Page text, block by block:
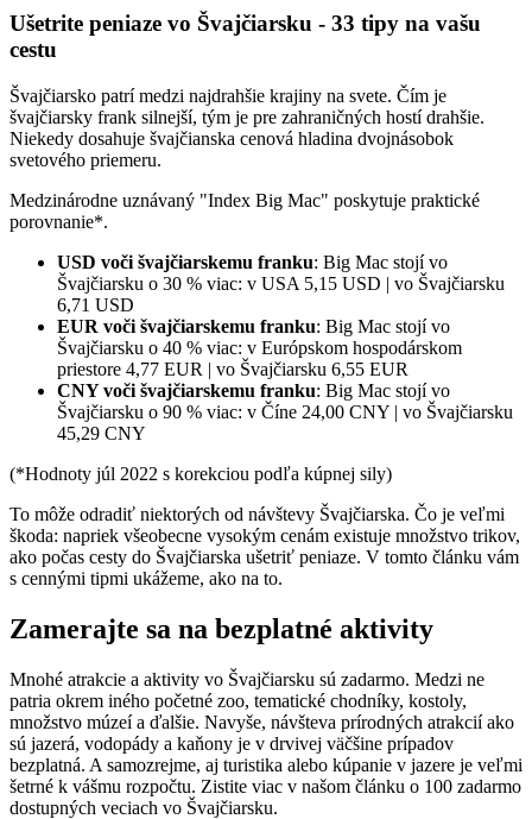
Ušetrite peniaze vo Švajčiarsku - 33 tipy na vašu
cestu
Švajčiarsko patrí medzi najdrahšie krajiny na svete. Čím je
švajčiarsky frank silnejší, tým je pre zahraničných hostí drahšie.
Niekedy dosahuje švajčianska cenová hladina dvojnásobok
svetového priemeru.
Medzinárodne uznávaný "Index Big Mac" poskytuje praktické
porovnanie*.
USD voči švajčiarskemu franku: Big Mac stojí vo
Švajčiarsku o 30 % viac: v USA 5,15 USD | vo Švajčiarsku
6,71 USD
EUR voči švajčiarskemu franku: Big Mac stojí vo
Švajčiarsku o 40 % viac: v Európskom hospodárskom
priestore 4,77 EUR | vo Švajčiarsku 6,55 EUR
CNY voči švajčiarskemu franku: Big Mac stojí vo
Švajčiarsku o 90 % viac: v Číne 24,00 CNY | vo Švajčiarsku
45,29 CNY
(*Hodnoty júl 2022 s korekciou podľa kúpnej sily)
To môže odradiť niektorých od návštevy Švajčiarska. Čo je veľmi
škoda: napriek všeobecne vysokým cenám existuje množstvo trikov,
ako počas cesty do Švajčiarska ušetriť peniaze. V tomto článku vám
s cennými tipmi ukážeme, ako na to.
Zamerajte sa na bezplatné aktivity
Mnohé atrakcie a aktivity vo Švajčiarsku sú zadarmo. Medzi ne
patria okrem iného početné zoo, tematické chodníky, kostoly,
množstvo múzeí a ďalšie. Navyše, návšteva prírodných atrakcií ako
sú jazerá, vodopády a kaňony je v drvivej väčšine prípadov
bezplatná. A samozrejme, aj turistika alebo kúpanie v jazere je veľmi
šetrné k vášmu rozpočtu. Zistite viac v našom článku o 100 zadarmo
dostupných veciach vo Švajčiarsku.